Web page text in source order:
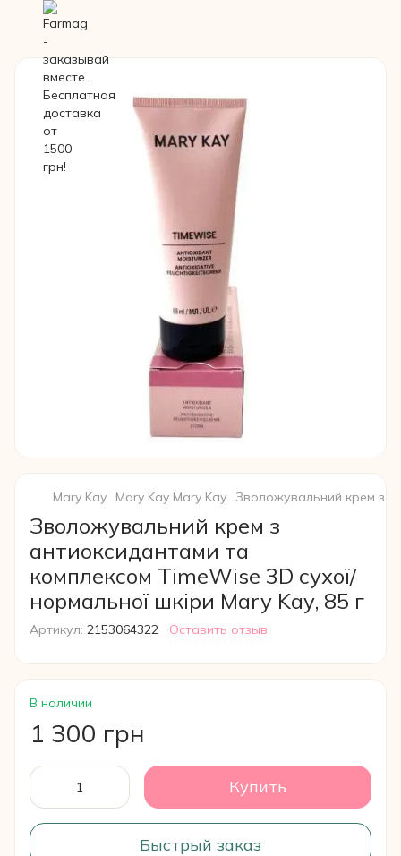
Mary Kay Mary Kay Mary Kay Зволожувальний крем з
Зволожувальний крем з
антиоксидантами та
комплексом TimeWise 3D сухої/
нормальної шкіри Mary Kay, 85 г
Артикул: 2153064322 Оставить отзыв
В наличии
1 300 грн
Купить
Быстрый заказ